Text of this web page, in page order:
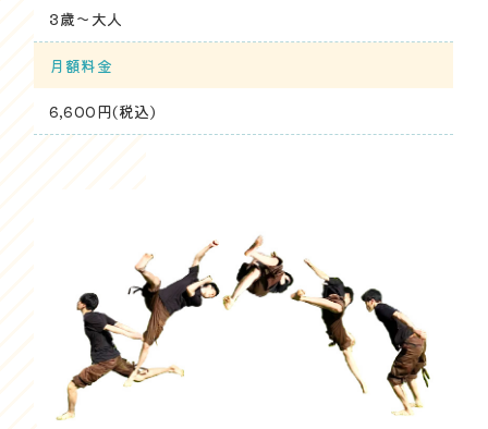
3歳～大人
月額料金
6,600円(税込)